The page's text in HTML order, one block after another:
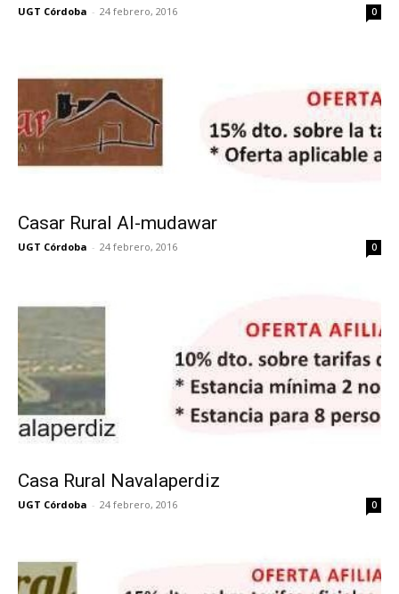
UGT Córdoba - 24 febrero, 2016 0
Casar Rural Al-mudawar
UGT Córdoba - 24 febrero, 2016 0
Casa Rural Navalaperdiz
UGT Córdoba - 24 febrero, 2016 0